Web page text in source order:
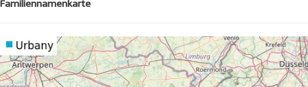
Familiennamenkarte